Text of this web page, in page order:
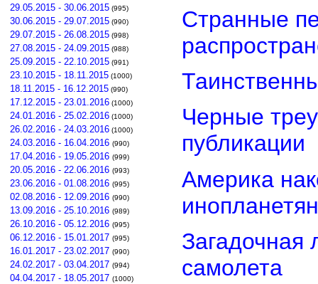
29.05.2015 - 30.06.2015 (995)
30.06.2015 - 29.07.2015 (990)
29.07.2015 - 26.08.2015 (998)
27.08.2015 - 24.09.2015 (988)
25.09.2015 - 22.10.2015 (991)
23.10.2015 - 18.11.2015 (1000)
18.11.2015 - 16.12.2015 (990)
17.12.2015 - 23.01.2016 (1000)
24.01.2016 - 25.02.2016 (1000)
26.02.2016 - 24.03.2016 (1000)
24.03.2016 - 16.04.2016 (990)
17.04.2016 - 19.05.2016 (999)
20.05.2016 - 22.06.2016 (993)
23.06.2016 - 01.08.2016 (995)
02.08.2016 - 12.09.2016 (990)
13.09.2016 - 25.10.2016 (989)
26.10.2016 - 05.12.2016 (995)
06.12.2016 - 15.01.2017 (995)
16.01.2017 - 23.02.2017 (990)
24.02.2017 - 03.04.2017 (994)
04.04.2017 - 18.05.2017 (1000)
Странные
Черные
публикации
Америка
инопланетян
Загадочная
самолета